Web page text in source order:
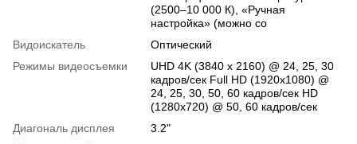
(2500–10 000 К), «Ручная
настройка» (можно со
Видоискатель
Оптический
Режимы видеосъемки
UHD 4K (3840 x 2160) @ 24, 25, 30
кадров/сек Full HD (1920x1080) @
24, 25, 30, 50, 60 кадров/сек HD
(1280x720) @ 50, 60 кадров/сек
Диагональ дисплея
3.2"